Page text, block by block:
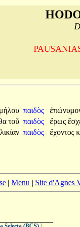
παιδὸς
τοῦ παιδὸς ἔρως
παιδὸς ἔχοντος
| Menu | Site d'Agnes